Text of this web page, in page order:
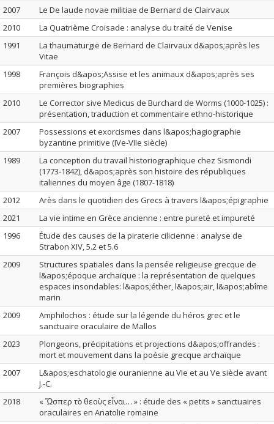
2007
Le De laude novae militiae de Bernard de Clairvaux
2010
La Quatrième Croisade : analyse du traité de Venise
1991
La thaumaturgie de Bernard de Clairvaux d&apos;après les
Vitae
1998
François d&apos;Assise et les animaux d&apos;après ses
premières biographies
2010
Le Corrector sive Medicus de Burchard de Worms (1000-1025) :
présentation, traduction et commentaire ethno-historique
2007
Possessions et exorcismes dans l&apos;hagiographie
byzantine primitive (IVe-VIIe siècle)
1989
La conception du travail historiographique chez Sismondi
(1773-1842), d&apos;après son histoire des républiques
italiennes du moyen âge (1807-1818)
2012
Arès dans le quotidien des Grecs à travers l&apos;épigraphie
2021
La vie intime en Grèce ancienne : entre pureté et impureté
1996
Étude des causes de la piraterie cilicienne : analyse de
Strabon XIV, 5.2 et 5.6
2009
Structures spatiales dans la pensée religieuse grecque de
l&apos;époque archaïque : la représentation de quelques
espaces insondables: l&apos;éther, l&apos;air, l&apos;abîme
marin
2009
Amphilochos : étude sur la légende du héros grec et le
sanctuaire oraculaire de Mallos
2023
Plongeons, précipitations et projections d&apos;offrandes :
mort et mouvement dans la poésie grecque archaïque
2007
L&apos;eschatologie ouranienne au VIe et au Ve siècle avant
J.-C.
2018
« Ὥσπερ τὸ θεοὺς εἶναι… » : étude des « petits » sanctuaires
oraculaires en Anatolie romaine